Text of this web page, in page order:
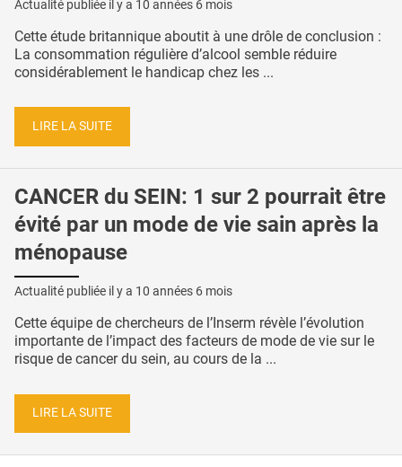
Actualité publiée il y a 10 années 6 mois
Cette étude britannique aboutit à une drôle de conclusion :
La consommation régulière d’alcool semble réduire
considérablement le handicap chez les ...
LIRE LA SUITE
CANCER du SEIN: 1 sur 2 pourrait être
évité par un mode de vie sain après la
ménopause
Actualité publiée il y a 10 années 6 mois
Cette équipe de chercheurs de l’Inserm révèle l’évolution
importante de l’impact des facteurs de mode de vie sur le
risque de cancer du sein, au cours de la ...
LIRE LA SUITE